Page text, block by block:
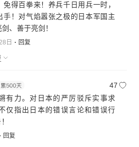
免得百拳来！养兵千日用兵一时，
手！对气焰嚣张之极的日本军国主
、善于亮剑！
日 回复
47
有力。对日本的严厉驳斥实事求
仅指出日本的错误言论和错误行
回复